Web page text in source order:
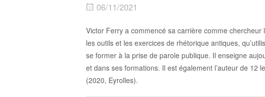
06/11/2021
Victor Ferry a commencé sa carrière comme chercheur
les outils et les exercices de rhétorique antiques,
se former à la prise de parole publique. Il enseigne
et dans ses formations. Il est également l’auteur de 12
(2020, Eyrolles).